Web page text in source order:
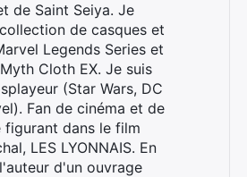
de Saint Seiya. Je
de casques et
Legends Series et
Cloth EX. Je suis
(Star Wars, DC
Fan de cinéma et de
figurant dans le film
LES LYONNAIS. En
d'un ouvrage